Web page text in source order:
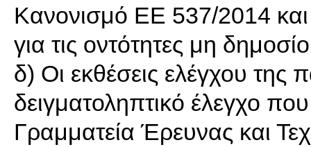
Κανονισμό ΕΕ 537/2014
για τις οντότητες μη
δ) Οι εκθέσεις ελέγχου της
δειγματοληπτικό έλεγχο
Γραμματεία Έρευνας και